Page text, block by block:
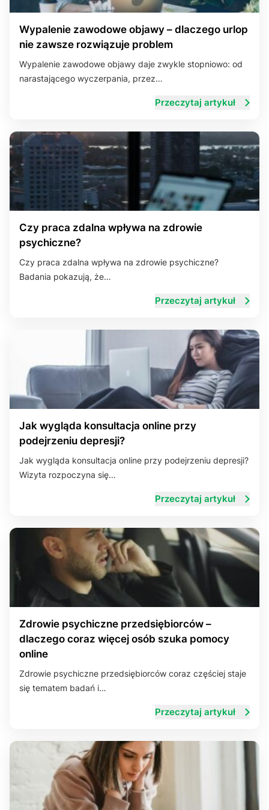
Wypalenie zawodowe objawy – dlaczego urlop
nie zawsze rozwiązuje problem
Wypalenie zawodowe objawy daje zwykle stopniowo: od
narastającego wyczerpania, przez…
Przeczytaj artykuł
Czy praca zdalna wpływa na zdrowie
psychiczne?
Czy praca zdalna wpływa na zdrowie psychiczne?
Badania pokazują, że…
Przeczytaj artykuł
Jak wygląda konsultacja online przy
podejrzeniu depresji?
Jak wygląda konsultacja online przy podejrzeniu depresji?
Wizyta rozpoczyna się…
Przeczytaj artykuł
Zdrowie psychiczne przedsiębiorców –
dlaczego coraz więcej osób szuka pomocy
online
Zdrowie psychiczne przedsiębiorców coraz częściej staje
się tematem badań i…
Przeczytaj artykuł